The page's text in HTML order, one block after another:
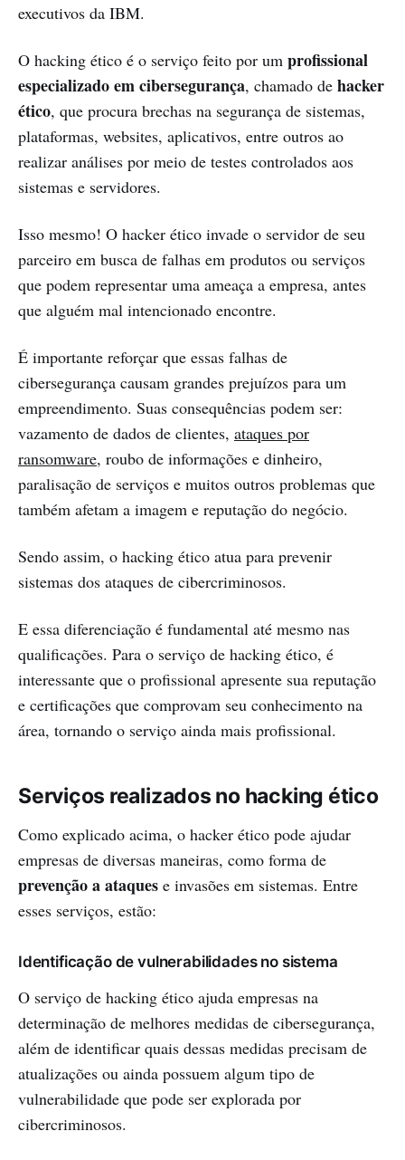
executivos da IBM.
O hacking ético é o serviço feito por um profissional
especializado em cibersegurança, chamado de hacker
ético, que procura brechas na segurança de sistemas,
plataformas, websites, aplicativos, entre outros ao
realizar análises por meio de testes controlados aos
sistemas e servidores.
Isso mesmo! O hacker ético invade o servidor de seu
parceiro em busca de falhas em produtos ou serviços
que podem representar uma ameaça a empresa, antes
que alguém mal intencionado encontre.
É importante reforçar que essas falhas de
cibersegurança causam grandes prejuízos para um
empreendimento. Suas consequências podem ser:
vazamento de dados de clientes, ataques por
ransomware, roubo de informações e dinheiro,
paralisação de serviços e muitos outros problemas que
também afetam a imagem e reputação do negócio.
Sendo assim, o hacking ético atua para prevenir
sistemas dos ataques de cibercriminosos.
E essa diferenciação é fundamental até mesmo nas
qualificações. Para o serviço de hacking ético, é
interessante que o profissional apresente sua reputação
e certificações que comprovam seu conhecimento na
área, tornando o serviço ainda mais profissional.
Serviços realizados no hacking ético
Como explicado acima, o hacker ético pode ajudar
empresas de diversas maneiras, como forma de
prevenção a ataques e invasões em sistemas. Entre
esses serviços, estão:
Identificação de vulnerabilidades no sistema
O serviço de hacking ético ajuda empresas na
determinação de melhores medidas de cibersegurança,
além de identificar quais dessas medidas precisam de
atualizações ou ainda possuem algum tipo de
vulnerabilidade que pode ser explorada por
cibercriminosos.